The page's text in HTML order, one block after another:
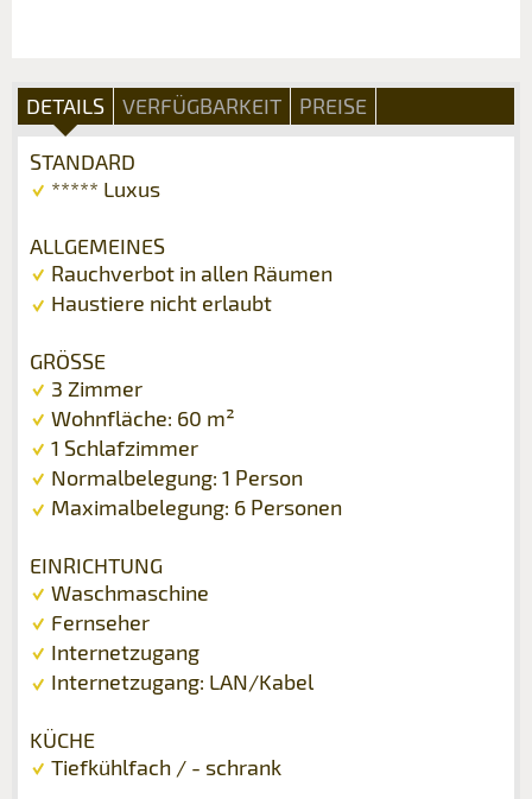
DETAILS VERFÜGBARKEIT PREISE
STANDARD
***** Luxus
ALLGEMEINES
Rauchverbot in allen Räumen
Haustiere nicht erlaubt
GRÖSSE
3 Zimmer
Wohnfläche: 60 m²
1 Schlafzimmer
Normalbelegung: 1 Person
Maximalbelegung: 6 Personen
EINRICHTUNG
Waschmaschine
Fernseher
Internetzugang
Internetzugang: LAN/Kabel
KÜCHE
Tiefkühlfach / - schrank